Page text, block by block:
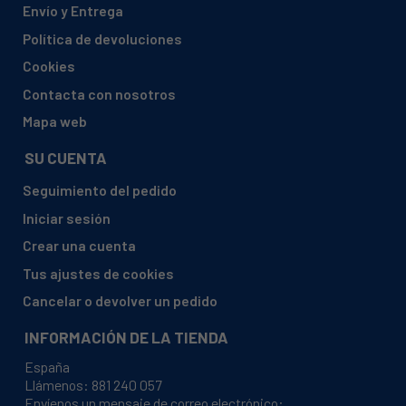
AEG ELECTROLUX, 944185719 02 BP3013021M
AEG ELECTROLUX, 944185721 02 BP5013021M
AEG ELECTROLUX, 944185764 01 BP3003001M
AEG ELECTROLUX, 944185764 02 BP3003001M
Envío y Entrega
Política de devoluciones
Cookies
Contacta con nosotros
Mapa web
SU CUENTA
Seguimiento del pedido
Iniciar sesión
Crear una cuenta
Tus ajustes de cookies
Cancelar o devolver un pedido
INFORMACIÓN DE LA TIENDA
España
Llámenos: 881 240 057